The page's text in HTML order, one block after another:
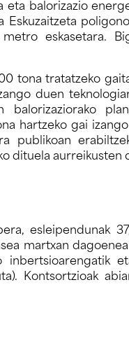
eta balorizazio
eskasetara.
tona tratatzeko
duen
hartzeko gai
publikoan
dituela aurreikusten
esleipendunak
martxan
Kontsortzioak